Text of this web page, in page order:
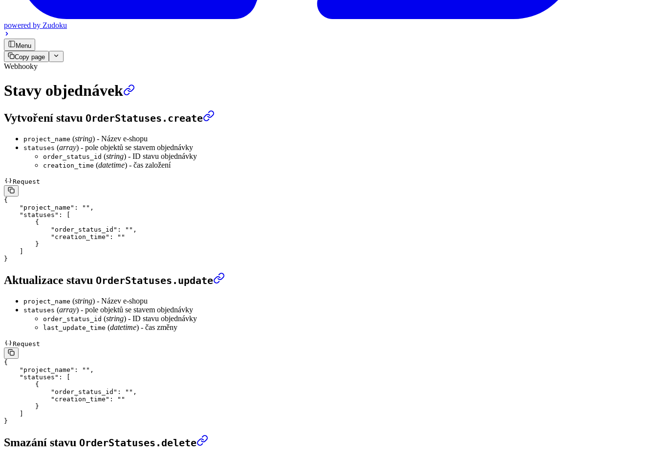
powered by Zudoku
Menu
Copy page
Webhooky
Stavy objednávek
Vytvoření stavu OrderStatuses.create
project_name (string) - Název e-shopu
statuses (array) - pole objektů se stavem objednávky
order_status_id (string) - ID stavu objednávky
creation_time (datetime) - čas založení
Request
{
    "project_name"
: "" ,
    "statuses"
: [
        {
            "order_status_id"
: "" ,
            "creation_time"
:
""
        }
}
Aktualizace stavu OrderStatuses.update
project_name (string) - Název e-shopu
statuses (array) - pole objektů se stavem objednávky
order_status_id (string) - ID stavu objednávky
last_update_time (datetime) - čas změny
Request
{
    "project_name"
: "" ,
    "statuses"
: [
        {
            "order_status_id"
: "" ,
            "creation_time"
:
""
        }
}
Smazání stavu OrderStatuses.delete